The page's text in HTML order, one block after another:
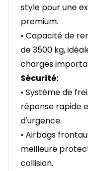
style pour une
premium.
• Capacité de
de 3500 kg,
charges
Sécurité:
• Système de
réponse rapide
d'urgence.
• Airbags
meilleure
collision.